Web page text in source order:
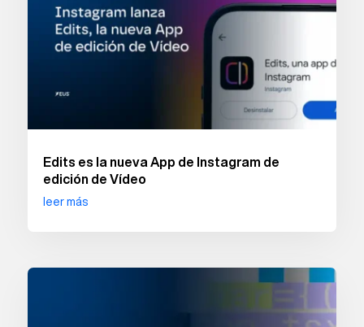
Edits es la nueva App de Instagram de
edición de Vídeo
leer más